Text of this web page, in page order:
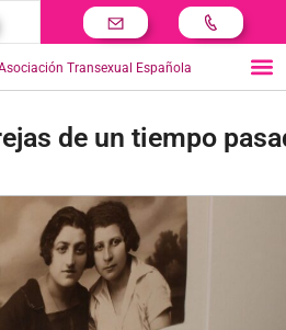
Transexual Española
de un tiempo